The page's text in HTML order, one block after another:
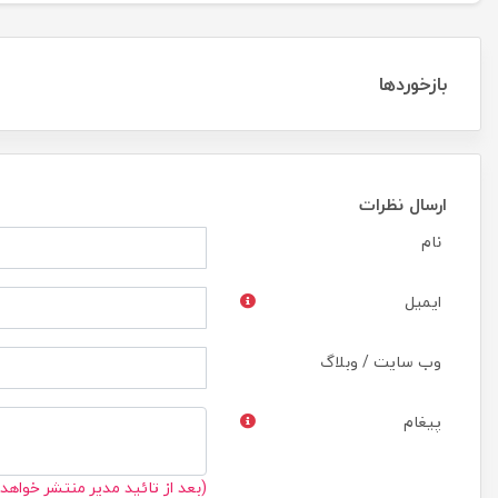
بازخوردها
ارسال نظرات
نام
ایمیل
وب سایت / وبلاگ
پیغام
(بعد از تائید مدیر منتشر